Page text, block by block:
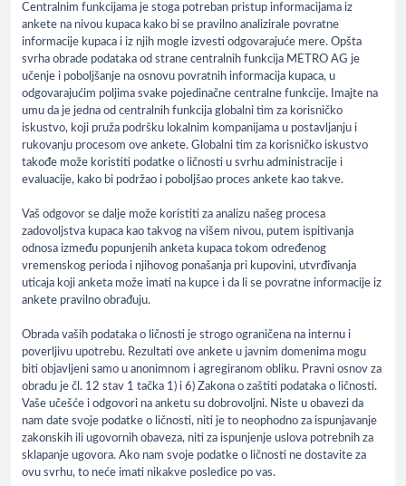
Centralnim funkcijama je stoga potreban pristup informacijama iz
ankete na nivou kupaca kako bi se pravilno analizirale povratne
informacije kupaca i iz njih mogle izvesti odgovarajuće mere. Opšta
svrha obrade podataka od strane centralnih funkcija METRO AG je
učenje i poboljšanje na osnovu povratnih informacija kupaca, u
odgovarajućim poljima svake pojedinačne centralne funkcije. Imajte na
umu da je jedna od centralnih funkcija globalni tim za korisničko
iskustvo, koji pruža podršku lokalnim kompanijama u postavljanju i
rukovanju procesom ove ankete. Globalni tim za korisničko iskustvo
takođe može koristiti podatke o ličnosti u svrhu administracije i
evaluacije, kako bi podržao i poboljšao proces ankete kao takve.
Vaš odgovor se dalje može koristiti za analizu našeg procesa
zadovoljstva kupaca kao takvog na višem nivou, putem ispitivanja
odnosa između popunjenih anketa kupaca tokom određenog
vremenskog perioda i njihovog ponašanja pri kupovini, utvrđivanja
uticaja koji anketa može imati na kupce i da li se povratne informacije iz
ankete pravilno obrađuju.
Obrada vaših podataka o ličnosti je strogo ograničena na internu i
poverljivu upotrebu. Rezultati ove ankete u javnim domenima mogu
biti objavljeni samo u anonimnom i agregiranom obliku. Pravni osnov za
obradu je čl. 12 stav 1 tačka 1) i 6) Zakona o zaštiti podataka o ličnosti.
Vaše učešće i odgovori na anketu su dobrovoljni. Niste u obavezi da
nam date svoje podatke o ličnosti, niti je to neophodno za ispunjavanje
zakonskih ili ugovornih obaveza, niti za ispunjenje uslova potrebnih za
sklapanje ugovora. Ako nam svoje podatke o ličnosti ne dostavite za
ovu svrhu, to neće imati nikakve posledice po vas.